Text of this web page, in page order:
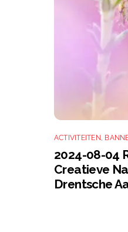
ACTIVITEITEN,
2024-08-04
Creatieve
Drentsche